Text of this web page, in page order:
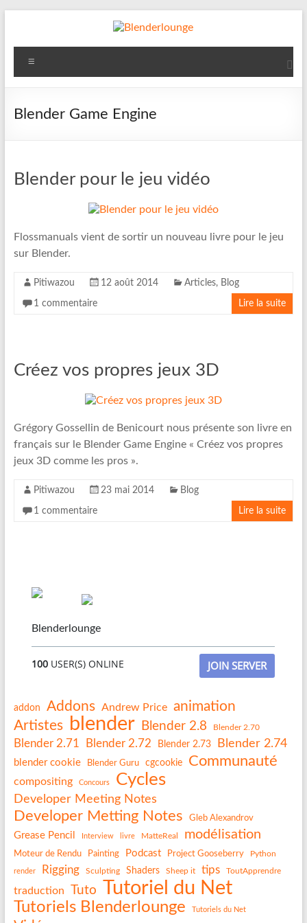
Blenderlounge
Le
de
Blender Game Engine
Blender pour le jeu vidéo
Flossmanuals vient de sortir un nouveau livre pour le jeu
sur Blender.
Pitiwazou 12 août 2014 Articles, Blog
1 commentaire Lire la suite
Créez vos propres jeux 3D
Grégory Gossellin de Benicourt nous présente son livre en
français sur le Blender Game Engine « Créez vos propres
jeux 3D comme les pros ».
Pitiwazou 23 mai 2014 Blog
1 commentaire Lire la suite
Blenderlounge
100 USER(S) ONLINE JOIN SERVER
addon Addons Andrew Price animation
Artistes
blender Blender 2.8 Blender 2.70
Blender 2.71 Blender 2.72 Blender 2.73 Blender 2.74
blender cookie Blender Guru cgcookie Communauté
compositing Concours Cycles
Developer Meeting Notes
Developer Metting Notes Gleb Alexandrov
Grease Pencil Interview livre MatteReal modélisation
Moteur de Rendu Painting Podcast Project Gooseberry Python
render Rigging Sculpting Shaders Sheep it tips ToutApprendre
traduction Tuto Tutoriel du Net
Tutoriels Blenderlounge Tutoriels du Net